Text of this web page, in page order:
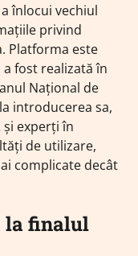
înlocui vechiul
privind
Platforma este
fost realizată în
Național de
introducerea sa,
experți în
de utilizare,
complicate decât
la finalul